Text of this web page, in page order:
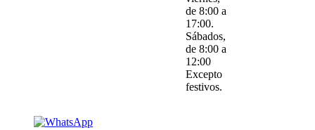
de 8:00 a
17:00.
Sábados,
de 8:00 a
12:00
Excepto
festivos.